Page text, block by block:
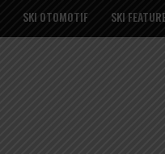
SKI OTOMOTIF SKI